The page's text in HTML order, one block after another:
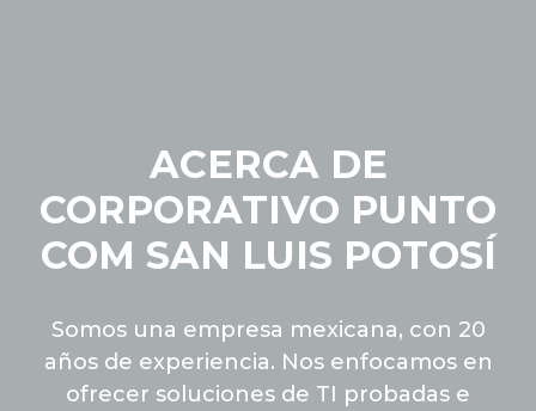
ACERCA DE
CORPORATIVO PUNTO
COM SAN LUIS POTOSÍ
Somos una empresa mexicana, con 20
años de experiencia. Nos enfocamos en
ofrecer soluciones de TI probadas e